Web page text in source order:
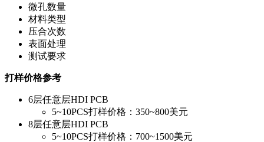
微孔数量
材料类型
压合次数
表面处理
测试要求
打样价格参考
6层任意层HDI PCB
5~10PCS打样价格：350~800美元
8层任意层HDI PCB
5~10PCS打样价格：700~1500美元